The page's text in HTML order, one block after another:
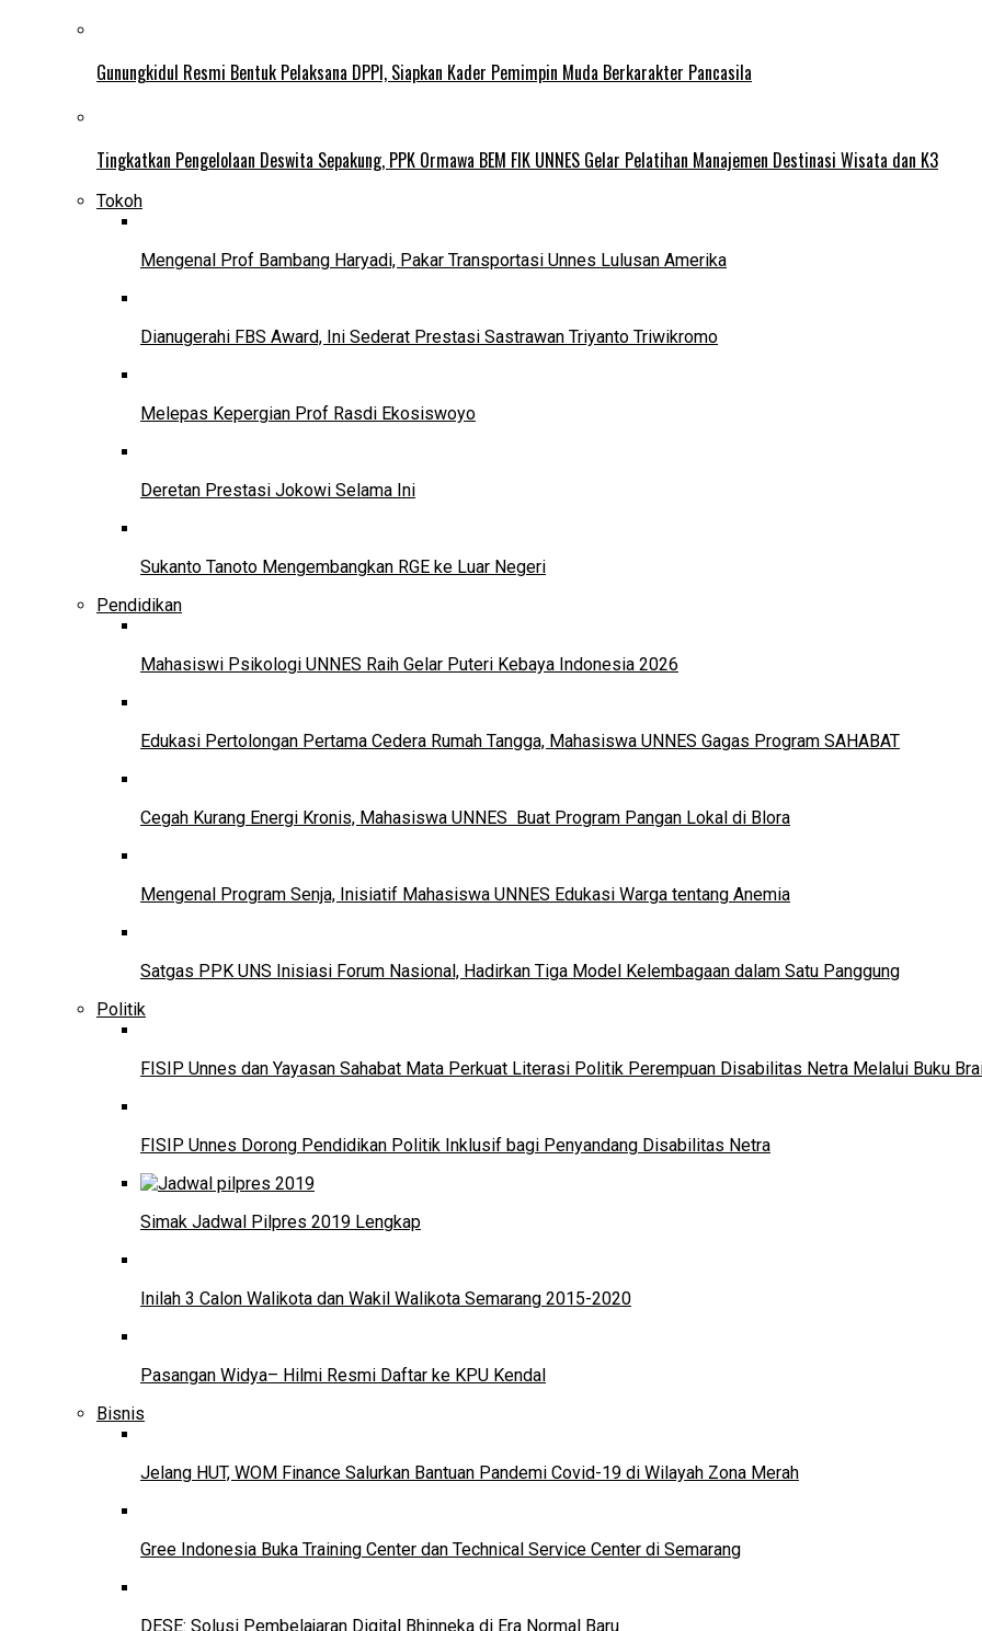
Gunungkidul Resmi Bentuk Pelaksana DPPI, Siapkan Kader Pemimpin Muda Berkarakter Pancasila
Tingkatkan Pengelolaan Deswita Sepakung, PPK Ormawa BEM FIK UNNES Gelar Pelatihan Manajemen Destinasi Wisata dan K3
Tokoh
Mengenal Prof Bambang Haryadi, Pakar Transportasi Unnes Lulusan Amerika
Dianugerahi FBS Award, Ini Sederat Prestasi Sastrawan Triyanto Triwikromo
Melepas Kepergian Prof Rasdi Ekosiswoyo
Deretan Prestasi Jokowi Selama Ini
Sukanto Tanoto Mengembangkan RGE ke Luar Negeri
Pendidikan
Mahasiswi Psikologi UNNES Raih Gelar Puteri Kebaya Indonesia 2026
Edukasi Pertolongan Pertama Cedera Rumah Tangga, Mahasiswa UNNES Gagas Program SAHABAT
Cegah Kurang Energi Kronis, Mahasiswa UNNES Buat Program Pangan Lokal di Blora
Mengenal Program Senja, Inisiatif Mahasiswa UNNES Edukasi Warga tentang Anemia
Satgas PPK UNS Inisiasi Forum Nasional, Hadirkan Tiga Model Kelembagaan dalam Satu Panggung
Politik
FISIP Unnes dan Yayasan Sahabat Mata Perkuat Literasi Politik Perempuan Disabilitas Netra Melalui Buku
FISIP Unnes Dorong Pendidikan Politik Inklusif bagi Penyandang Disabilitas Netra
Simak Jadwal Pilpres 2019 Lengkap
Inilah 3 Calon Walikota dan Wakil Walikota Semarang 2015-2020
Pasangan Widya– Hilmi Resmi Daftar ke KPU Kendal
Bisnis
Jelang HUT, WOM Finance Salurkan Bantuan Pandemi Covid-19 di Wilayah Zona Merah
Gree Indonesia Buka Training Center dan Technical Service Center di Semarang
DESE: Solusi Pembelajaran Digital Bhinneka di Era Normal Baru